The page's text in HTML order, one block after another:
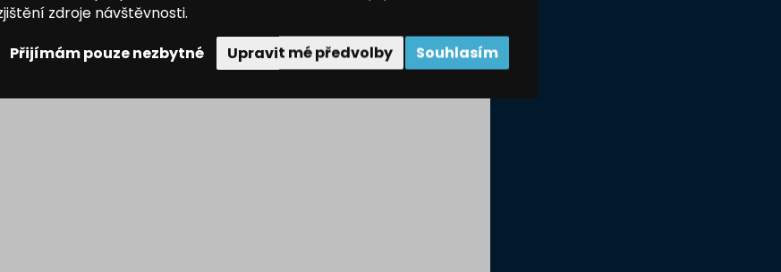
zdroje návštěvnosti.
Souhlasím
Upravit mé předvolby
Přijímám pouze nezbytné